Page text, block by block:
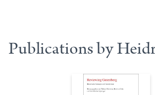
Publications by